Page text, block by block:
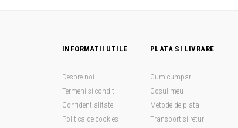
INFORMATII UTILE
Despre noi
Termeni si conditii
Confidentialitate
Politica de cookies
PLATA SI LIVRARE
Cum cumpar
Cosul meu
Metode de plata
Transport si retur